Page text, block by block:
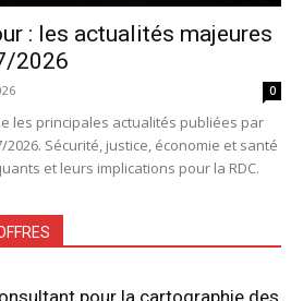
: les actualités majeures
2026
0
les principales actualités publiées par
Sécurité, justice, économie et santé
et leurs implications pour la RDC.